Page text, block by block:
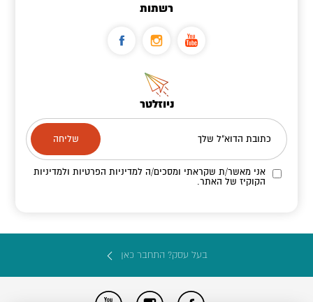
רשתות
ניוזלטר
כתובת הדוא"ל שלך
אני מאשר/ת שקראתי ומסכים/הלמדיניות הפרטיות ולמדיניות
הקוקיז של האתר.
בעל עסק? התחבר כאן